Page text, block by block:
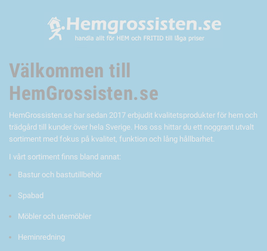
Välkommen till
HemGrossisten.se
HemGrossisten.se har sedan 2017 erbjudit kvalitetsprodukter för hem och
trädgård till kunder över hela Sverige. Hos oss hittar du ett noggrant utvalt
sortiment med fokus på kvalitet, funktion och lång hållbarhet.
I vårt sortiment finns bland annat:
Bastur och bastutillbehör
Spabad
Möbler och utemöbler
Heminredning